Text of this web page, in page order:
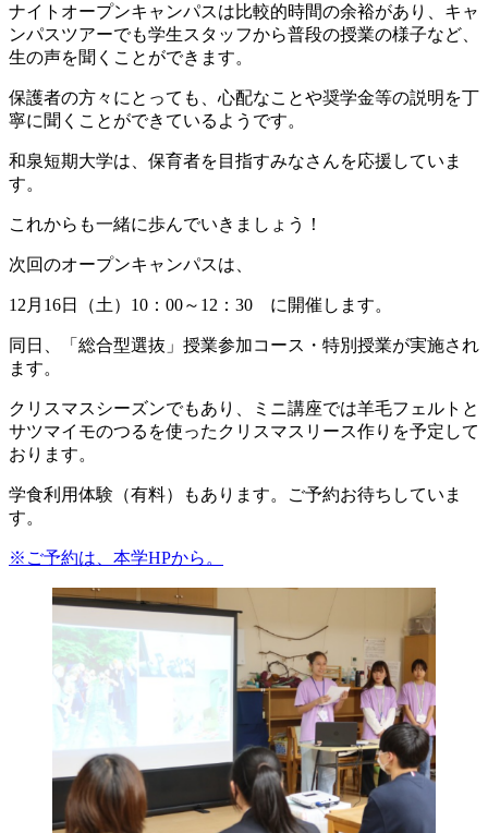
ナイトオープンキャンパスは比較的時間の余裕があり、キャ
ンパスツアーでも学生スタッフから普段の授業の様子など、
生の声を聞くことができます。
保護者の方々にとっても、心配なことや奨学金等の説明を丁
寧に聞くことができているようです。
和泉短期大学は、保育者を目指すみなさんを応援していま
す。
これからも一緒に歩んでいきましょう！
次回のオープンキャンパスは、
12月16日（土）10：00～12：30 に開催します。
同日、「総合型選抜」授業参加コース・特別授業が実施され
ます。
クリスマスシーズンでもあり、ミニ講座では羊毛フェルトと
サツマイモのつるを使ったクリスマスリース作りを予定して
おります。
学食利用体験（有料）もあります。ご予約お待ちしていま
す。
※ご予約は、本学HPから。